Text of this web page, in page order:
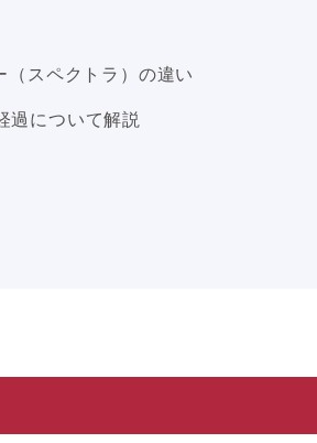
（スペクトラ）の違い
過について解説